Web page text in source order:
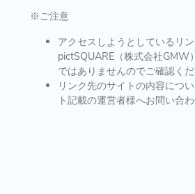
※ご注意
アクセスしようとしているリン
pictSQUARE（株式会社GMW
ではありませんのでご確認く
リンク先のサイトの内容につ
ト記載の運営者様へお問い合